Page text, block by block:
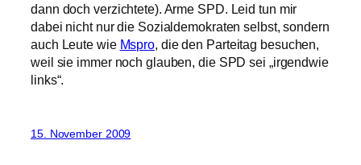
dann doch verzichtete). Arme SPD. Leid tun mir
dabei nicht nur die Sozialdemokraten selbst, sondern
auch Leute wie Mspro, die den Parteitag besuchen,
weil sie immer noch glauben, die SPD sei „irgendwie
links“.
15. November 2009